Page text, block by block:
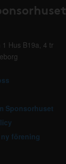
Hus B19a, 4 tr
Sponsorhuset
förening